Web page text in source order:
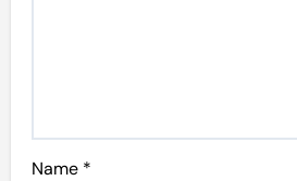
Name *